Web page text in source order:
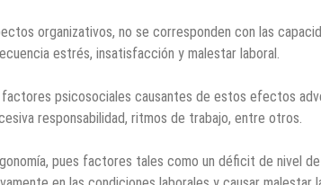
organizativos, no se corresponden con las
estrés, insatisfacción y malestar laboral.
psicosociales causantes de estos efectos
responsabilidad, ritmos de trabajo, entre otros.
pues factores tales como un déficit de nivel de